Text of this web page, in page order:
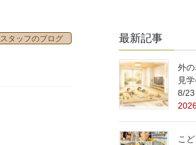
スタッフのブログ 最新記事
外
見
8/23
こ